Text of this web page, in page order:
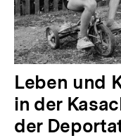
Leben und
in der
der